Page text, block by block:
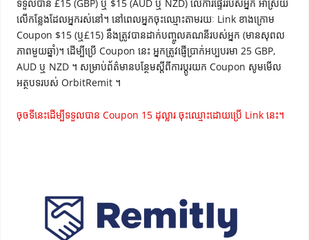
ទទួលបាន £15 (GBP) ឬ $15 (AUD ឬ NZD) លើការផ្ទេររបស់អ្នក អាស្រ័យ
លើកន្លែងដែលអ្នករស់នៅ។ នៅពេលអ្នកចុះឈ្មោះតាមរយៈ Link ខាងក្រោម
Coupon $15 (ឬ£15) នឹងត្រូវបានដាក់បញ្ចូលគណនីរបស់អ្នក (មានសុពល
ភាពមួយឆ្នាំ)។ ដើម្បីប្រើ Coupon នេះ អ្នកត្រូវផ្ញើប្រាក់អប្បបរមា 25 GBP,
AUD ឬ NZD ។ សម្រាប់ព័ត៌មានបន្ថែមស្តីពីការប្តូរយក Coupon សូមមើល
អត្ថបទរបស់ OrbitRemit ។
ចុចទីនេះដើម្បីទទួលបាន Coupon 15 ដុល្លារ ចុះឈ្មោះដោយប្រើ Link នេះ។